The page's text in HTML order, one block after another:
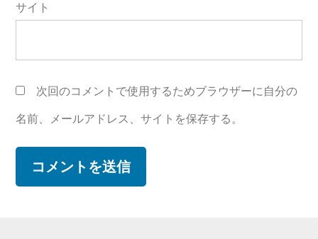
サイト
次回のコメントで使用するためブラウザーに自分の
名前、メールアドレス、サイトを保存する。